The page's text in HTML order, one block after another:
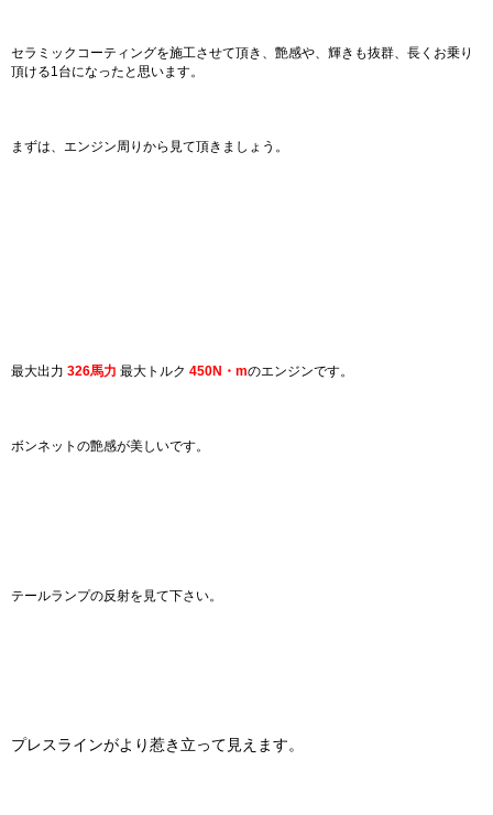
セラミックコーティングを施工させて頂き、艶感や、輝きも抜群、長くお乗り
頂ける1台になったと思います。
まずは、エンジン周りから見て頂きましょう。
最大出力 326馬力 最大トルク 450N・mのエンジンです。
ボンネットの艶感が美しいです。
テールランプの反射を見て下さい。
プレスラインがより惹き立って見えます。